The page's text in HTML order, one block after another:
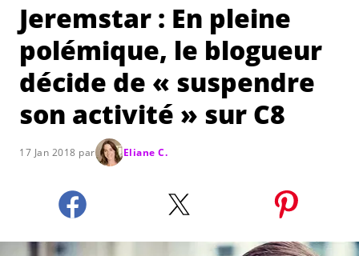
Jeremstar : En pleine
polémique, le blogueur
décide de « suspendre
son activité » sur C8
17 Jan 2018 par Eliane C.